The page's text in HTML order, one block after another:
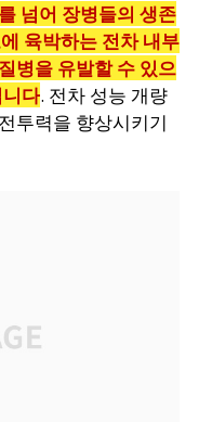
넘어 장병들의 생존
육박하는 전차 내부
병을 유발할 수 있으
다. 전차 성능 개량
투력을 향상시키기